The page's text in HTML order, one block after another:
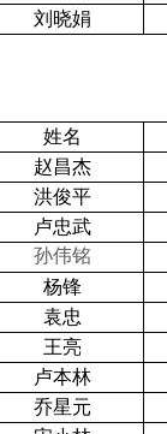
刘晓娟
姓名
赵昌杰
洪俊平
卢忠武
孙伟铭
杨锋
袁忠
王亮
卢本林
乔星元